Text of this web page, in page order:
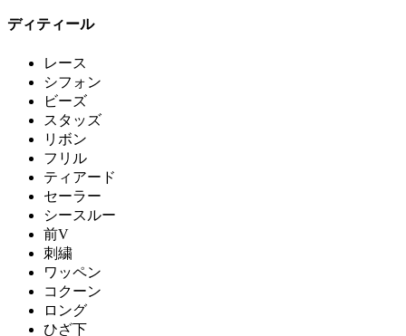
ディティール
レース
シフォン
ビーズ
スタッズ
リボン
フリル
ティアード
セーラー
シースルー
前V
刺繍
ワッペン
コクーン
ロング
ひざ下